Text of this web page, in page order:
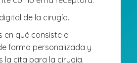
de la cirugía.
en qué consiste el
forma personalizada y
la cita para la cirugía.